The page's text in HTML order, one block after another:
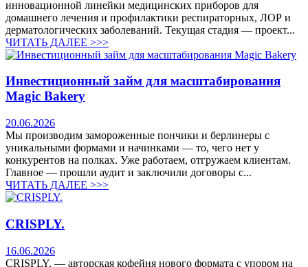
инновационной линейки медицинских приборов для
домашнего лечения и профилактики респираторных, ЛОР и
дерматологических заболеваний. Текущая стадия — проект...
ЧИТАТЬ ДАЛЕЕ >>>
Инвестиционный займ для масштабирования
Magic Bakery
20.06.2026
Мы производим замороженные пончики и берлинеры с
уникальными формами и начинками — то, чего нет у
конкурентов на полках. Уже работаем, отгружаем клиентам.
Главное — прошли аудит и заключили договоры с...
ЧИТАТЬ ДАЛЕЕ >>>
CRISPLY.
16.06.2026
CRISPLY. — авторская кофейня нового формата с упором на